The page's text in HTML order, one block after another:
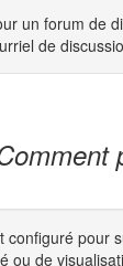
un forum de
de
configuré pour
ou de